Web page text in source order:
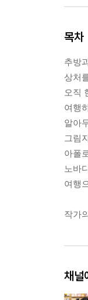
목차
추방
상처
오직
여행
알아
그림
아폴
노바
여행
작가
채널